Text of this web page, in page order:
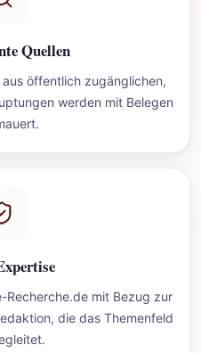
Quellen
öffentlich zugänglichen,
werden mit Belegen
Recherche.de mit Bezug zur
die das Themenfeld